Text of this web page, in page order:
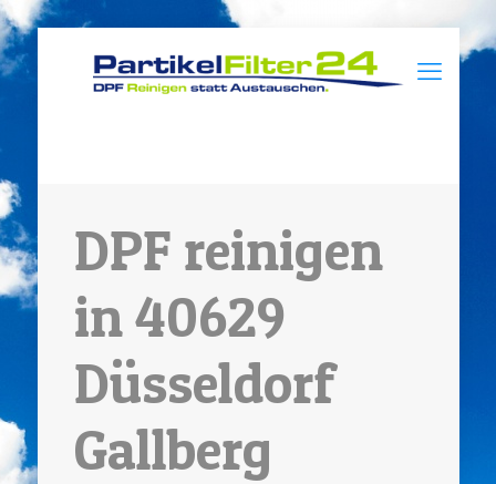
DPF reinigen
in 40629
Düsseldorf
Gallberg